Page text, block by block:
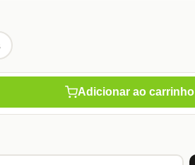
Adicionar ao carrinho